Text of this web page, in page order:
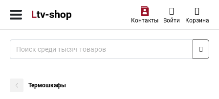
Контакты Войти Корзина
Термошкафы